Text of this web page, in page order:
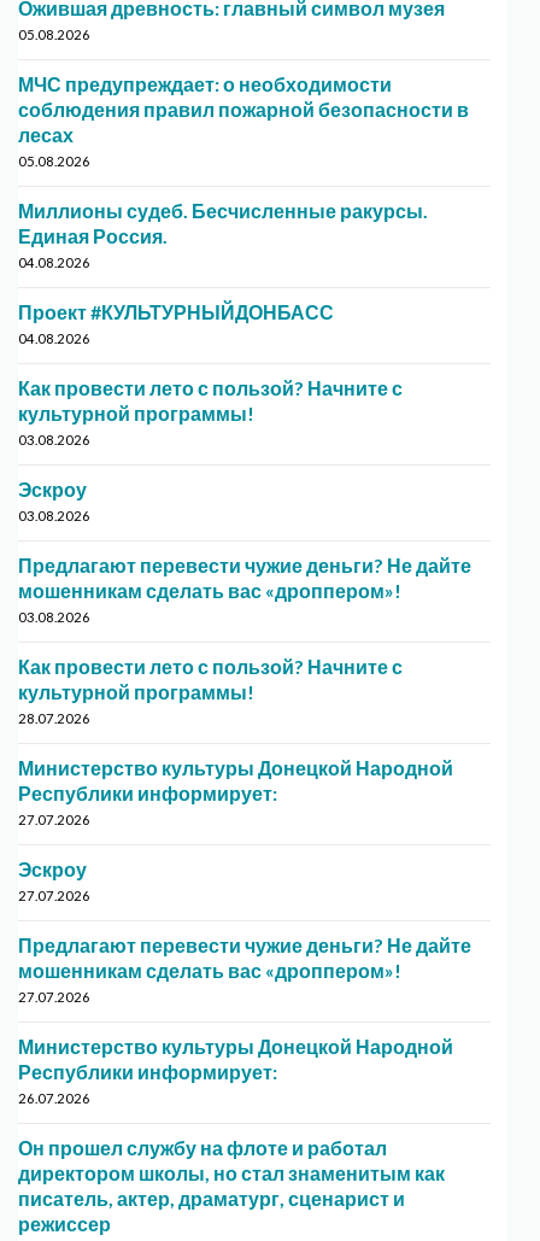
Ожившая древность: главный символ музея
05.08.2026
МЧС предупреждает: о необходимости
соблюдения правил пожарной безопасности в
лесах
05.08.2026
Миллионы судеб. Бесчисленные ракурсы.
Единая Россия.
04.08.2026
Проект #КУЛЬТУРНЫЙДОНБАСС
04.08.2026
Как провести лето с пользой? Начните с
культурной программы!
03.08.2026
Эскроу
03.08.2026
Предлагают перевести чужие деньги? Не дайте
мошенникам сделать вас «дроппером»!
03.08.2026
Как провести лето с пользой? Начните с
культурной программы!
28.07.2026
Министерство культуры Донецкой Народной
Республики информирует:
27.07.2026
Эскроу
27.07.2026
Предлагают перевести чужие деньги? Не дайте
мошенникам сделать вас «дроппером»!
27.07.2026
Министерство культуры Донецкой Народной
Республики информирует:
26.07.2026
Он прошел службу на флоте и работал
директором школы, но стал знаменитым как
писатель, актер, драматург, сценарист и
режиссер